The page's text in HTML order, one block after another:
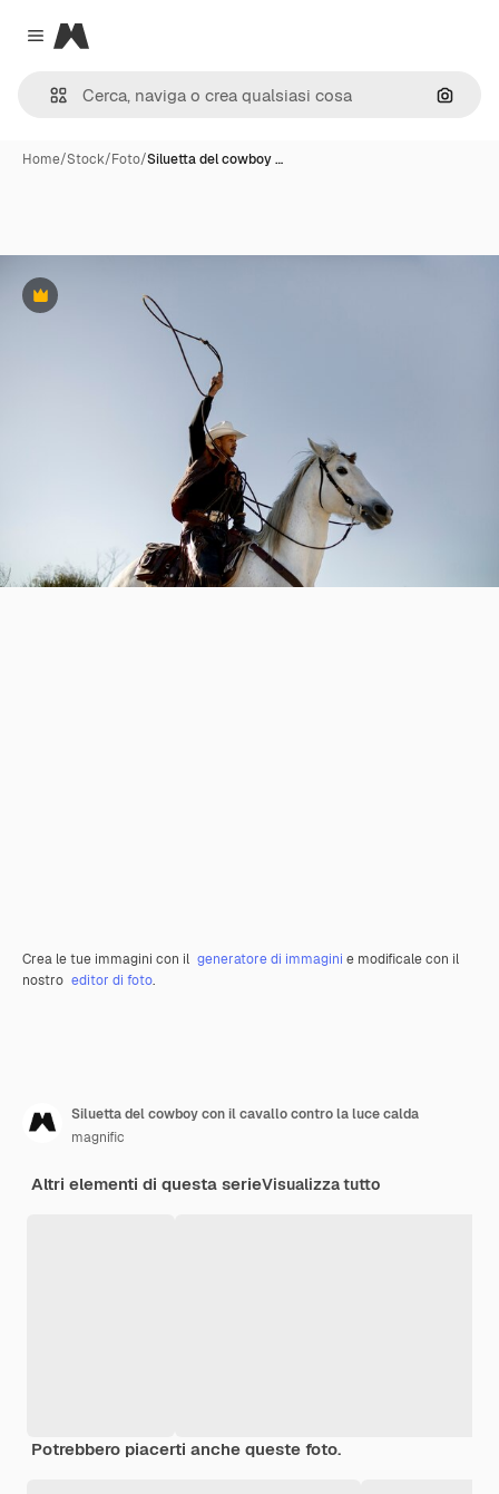
Close menu
Magnific
Cerca
Home/Stock/Foto/Siluetta del cowboy …
Premium
Crea le tue immagini con il generatore di immagini e modificale con il
nostro editor di foto.
Siluetta del cowboy con il cavallo contro la luce calda
magnific
Altri elementi di questa serieVisualizza tutto
Potrebbero piacerti anche queste foto.